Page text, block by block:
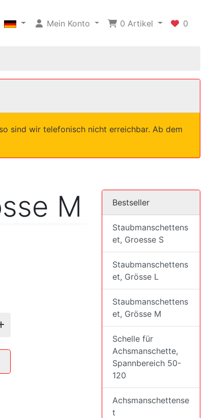
Mein Konto 0 Artikel 0
sind wir telefonisch nicht erreichbar. Ab dem
M Bestseller
Staubmanschettens
et, Groesse S
Staubmanschettens
et, Grösse L
Staubmanschettens
et, Grösse M
Schelle für
Achsmanschette,
Spannbereich 50-
120
Achsmanschettense
t